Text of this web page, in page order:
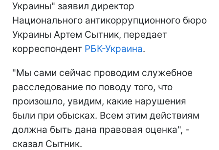
Украины" заявил директор
Национального антикоррупционного бюро
Украины Артем Сытник, передает
корреспондент РБК-Украина.
"Мы сами сейчас проводим служебное
расследование по поводу того, что
произошло, увидим, какие нарушения
были при обысках. Всем этим действиям
должна быть дана правовая оценка", -
сказал Сытник.